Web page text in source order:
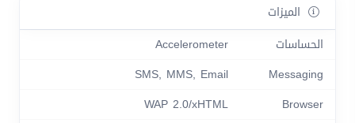
الميزات
الحساسات
Accelerometer
Messaging
SMS, MMS, Email
Browser
WAP 2.0/xHTML